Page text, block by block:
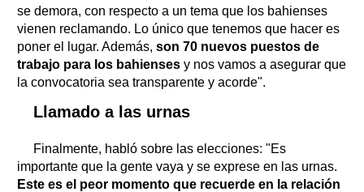
se demora, con respecto a un tema que los bahienses
vienen reclamando. Lo único que tenemos que hacer es
poner el lugar. Además, son 70 nuevos puestos de
trabajo para los bahienses y nos vamos a asegurar que
la convocatoria sea transparente y acorde".
Llamado a las urnas
Finalmente, habló sobre las elecciones: "Es
importante que la gente vaya y se exprese en las urnas.
Este es el peor momento que recuerde en la relación